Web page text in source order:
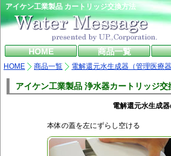
アイケン工業製品 カートリッジ交換方法
HOME 商品一覧
HOME 商品一覧 電解還元水生成器（管理医療器
アイケン工業製品 浄水器カートリッジ交
電解還元水生成
本体の蓋を左にずらし空ける